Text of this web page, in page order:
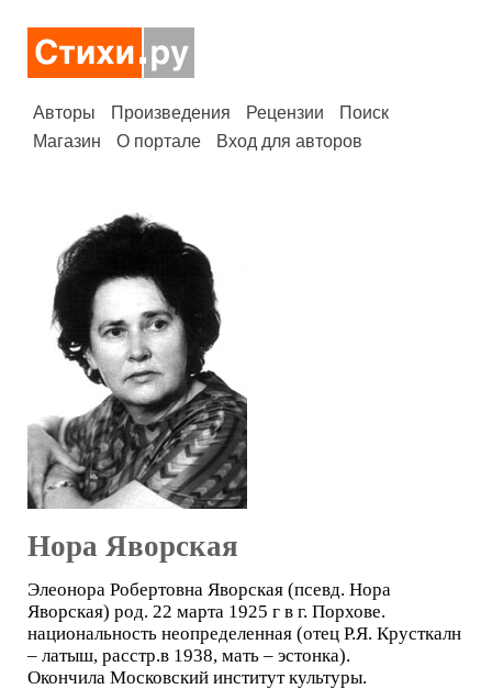
Авторы Произведения Рецензии
Поиск
Магазин
О портале Вход для авторов
Нора Яворская
Элеонора Робертовна Яворская (псевд. Нора
Яворская) род. 22 марта 1925 г в г. Порхове.
национальность неопределенная (отец Р.Я. Крусткалн
– латыш, расстр.в 1938, мать – эстонка).
Окончила Московский институт культуры.